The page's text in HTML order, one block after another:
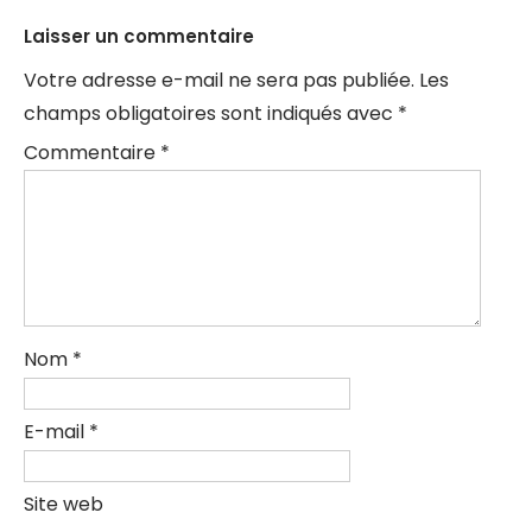
Laisser un commentaire
Votre adresse e-mail ne sera pas publiée. Les
champs obligatoires sont indiqués avec *
Commentaire *
Nom *
E-mail *
Site web